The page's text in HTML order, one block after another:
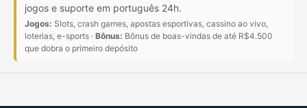
jogos e suporte em português 24h.
Jogos: Slots, crash games, apostas esportivas, cassino ao vivo,
loterias, e-sports · Bônus: Bônus de boas-vindas de até R$4.500
que dobra o primeiro depósito